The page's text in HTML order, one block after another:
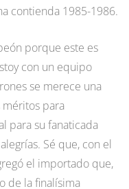
contienda 1985-1986.
porque este es
con un equipo
se merece una
para
para su fanaticada
Sé que, con el
el importado que,
de la finalísima